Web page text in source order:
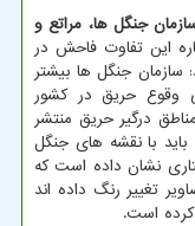
جنگل ها، مراتع و
این تفاوت فاحش در
سازمان جنگل ها بیشتر
وقوع حریق در کشور
درگیر حریق منتشر
با نقشه های جنگل
شود. این آمار ۴۰ هزار هکتاری نشان داده است که
تغییر رنگ داده اند
است.